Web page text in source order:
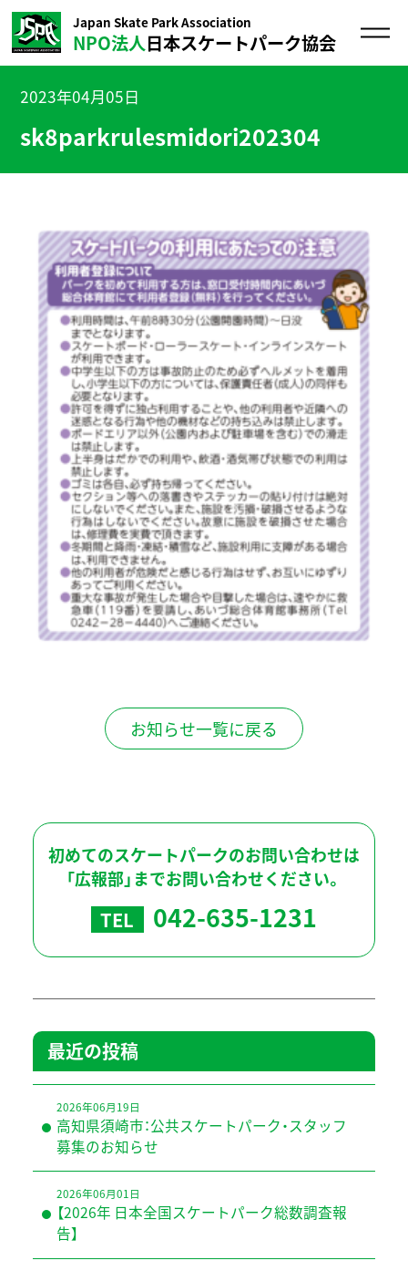
Japan Skate Park Association
NPO法人日本スケートパーク協会
2023年04月05日
sk8parkrulesmidori202304
お知らせ一覧に戻る
初めてのスケートパークのお問い合わせは
「広報部」までお問い合わせください。
TEL 042-635-1231
最近の投稿
2026年06月19日
高知県須崎市：公共スケートパーク・スタッフ
募集のお知らせ
2026年06月01日
【2026年 日本全国スケートパーク総数調査報
告】